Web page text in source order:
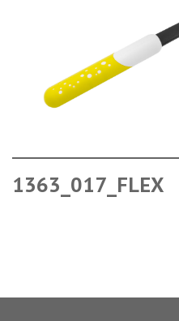
1363_017_FLEX